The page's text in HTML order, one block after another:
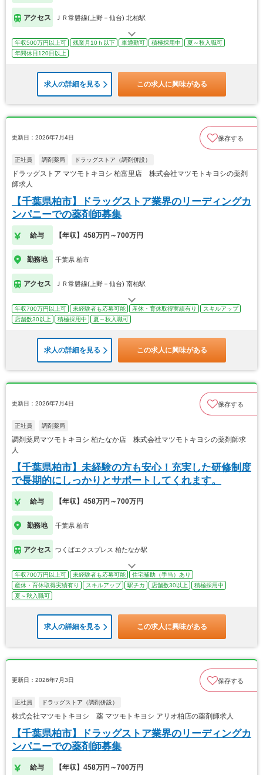
アクセス ＪＲ常磐線(上野－仙台) 北柏駅
年収500万円以上可 残業月10ｈ以下 車通勤可 積極採用中
夏～秋入職可
年間休日120日以上
求人の詳細を見る この求人に興味がある
更新日：2026年7月4日 保存する
正社員 調剤薬局 ドラッグストア（調剤併設）
ドラッグストア マツモトキヨシ 柏富里店 株式会社マツモトキヨシの薬剤
師求人
【千葉県柏市】ドラッグストア業界のリーディングカ
ンパニーでの薬剤師募集
給与 【年収】458万円～700万円
勤務地 千葉県 柏市
アクセス ＪＲ常磐線(上野－仙台) 南柏駅
年収700万円以上可 未経験者も応募可能 産休・育休取得実績有り
スキルアップ
店舗数30以上
積極採用中 夏～秋入職可
求人の詳細を見る この求人に興味がある
更新日：2026年7月4日 保存する
正社員 調剤薬局
調剤薬局マツモトキヨシ 柏たなか店 株式会社マツモトキヨシの薬剤師求
人
【千葉県柏市】未経験の方も安心！充実した研修制度
で長期的にしっかりとサポートしてくれます。
給与 【年収】458万円～700万円
勤務地 千葉県 柏市
アクセス つくばエクスプレス 柏たなか駅
年収700万円以上可 未経験者も応募可能
住宅補助（手当）あり
産休・育休取得実績有り
スキルアップ 駅チカ 店舗数30以上
積極採用中
夏～秋入職可
求人の詳細を見る この求人に興味がある
更新日：2026年7月3日 保存する
正社員 ドラッグストア（調剤併設）
株式会社マツモトキヨシ 薬 マツモトキヨシ アリオ柏店の薬剤師求人
【千葉県柏市】ドラッグストア業界のリーディングカ
ンパニーでの薬剤師募集
給与 【年収】458万円～700万円